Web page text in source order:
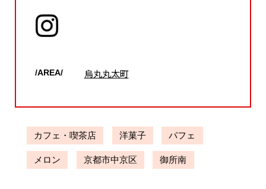
/AREA/ 烏丸丸太町
カフェ・喫茶店 洋菓子 パフェ
メロン 京都市中京区 御所南